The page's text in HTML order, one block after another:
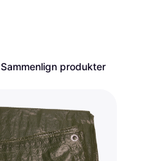
Sammenlign produkter